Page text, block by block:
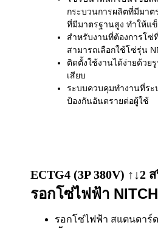
กระบวนการผลิตที่มีมา
ที่มีมาตรฐานสูง ทำให้แ
สำหรับงานที่ต้องการโซ่
สามารถเลือกใช้โซ่รุ่น
ติดตั้งใช้งานได้ง่ายด้วย
เสียบ
ระบบควบคุมทำงานที่ระ
ป้องกันอันตรายต่อผู้ใช้
ECTG4 (3P 380V)
รอกโซ่ไฟฟ้า
รอกโซ่ไฟฟ้า สแตนดาร์